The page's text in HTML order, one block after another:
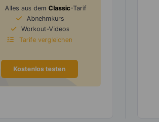
Alles aus dem Classic-Tarif
Abnehmkurs
Workout-Videos
Tarife vergleichen
Kostenlos testen